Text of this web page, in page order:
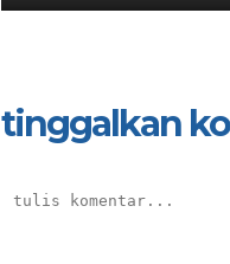
tinggalkan